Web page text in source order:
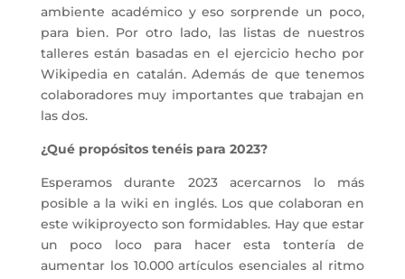
ambiente académico y eso sorprende un poco,
para bien. Por otro lado, las listas de nuestros
talleres están basadas en el ejercicio hecho por
Wikipedia en catalán. Además de que tenemos
colaboradores muy importantes que trabajan en
las dos.
¿Qué propósitos tenéis para 2023?
Esperamos durante 2023 acercarnos lo más
posible a la wiki en inglés. Los que colaboran en
este wikiproyecto son formidables. Hay que estar
un poco loco para hacer esta tontería de
aumentar los 10.000 artículos esenciales al ritmo